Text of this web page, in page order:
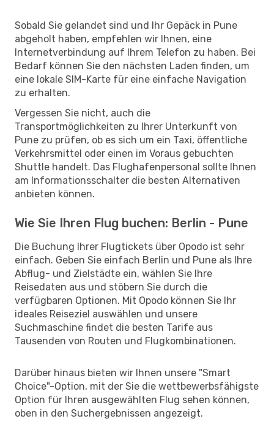
Sobald Sie gelandet sind und Ihr Gepäck in Pune
abgeholt haben, empfehlen wir Ihnen, eine
Internetverbindung auf Ihrem Telefon zu haben. Bei
Bedarf können Sie den nächsten Laden finden, um
eine lokale SIM-Karte für eine einfache Navigation
zu erhalten.
Vergessen Sie nicht, auch die
Transportmöglichkeiten zu Ihrer Unterkunft von
Pune zu prüfen, ob es sich um ein Taxi, öffentliche
Verkehrsmittel oder einen im Voraus gebuchten
Shuttle handelt. Das Flughafenpersonal sollte Ihnen
am Informationsschalter die besten Alternativen
anbieten können.
Wie Sie Ihren Flug buchen: Berlin - Pune
Die Buchung Ihrer Flugtickets über Opodo ist sehr
einfach. Geben Sie einfach Berlin und Pune als Ihre
Abflug- und Zielstädte ein, wählen Sie Ihre
Reisedaten aus und stöbern Sie durch die
verfügbaren Optionen. Mit Opodo können Sie Ihr
ideales Reiseziel auswählen und unsere
Suchmaschine findet die besten Tarife aus
Tausenden von Routen und Flugkombinationen.
Darüber hinaus bieten wir Ihnen unsere "Smart
Choice"-Option, mit der Sie die wettbewerbsfähigste
Option für Ihren ausgewählten Flug sehen können,
oben in den Suchergebnissen angezeigt.